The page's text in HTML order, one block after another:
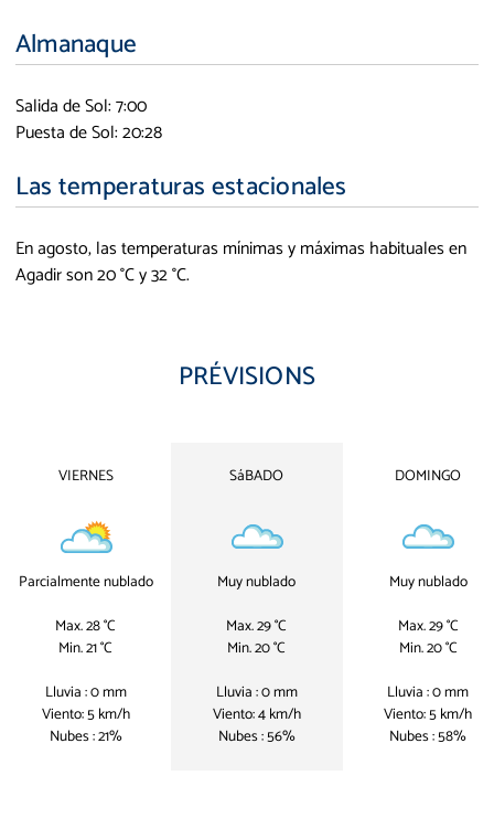
Almanaque
Salida de Sol: 7:00
Puesta de Sol: 20:28
Las temperaturas estacionales
En agosto, las temperaturas mínimas y máximas habituales en
Agadir son 20 °C y 32 °C.
PRÉVISIONS
VIERNES
Parcialmente nublado
Max. 28 °C
Min. 21 °C
Lluvia : 0 mm
Viento: 5 km/h
Nubes : 21%
SáBADO
Muy nublado
Max. 29 °C
Min. 20 °C
Lluvia : 0 mm
Viento: 4 km/h
Nubes : 56%
DOMINGO
Muy nublado
Max. 29 °C
Min. 20 °C
Lluvia : 0 mm
Viento: 5 km/h
Nubes : 58%